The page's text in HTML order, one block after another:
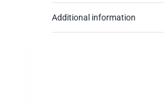
Additional information